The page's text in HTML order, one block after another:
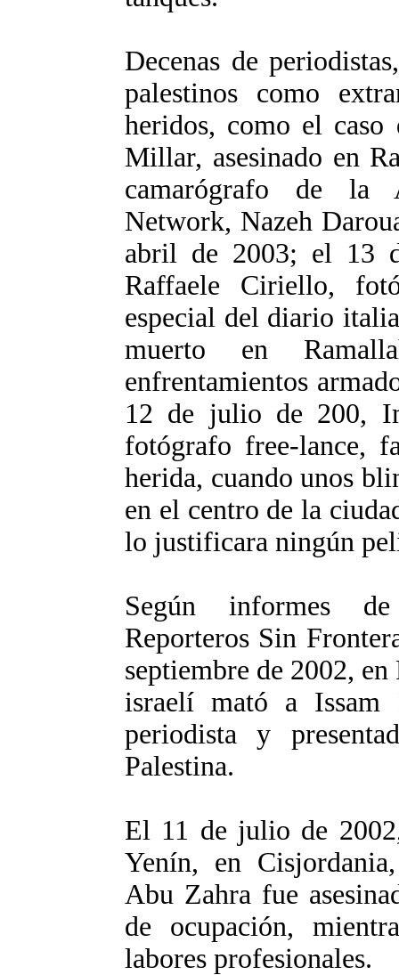
Decenas de
palestinos como
heridos, como el caso
Millar, asesinado en
camarógrafo de la
Network, Nazeh
abril de 2003; el 13
Raffaele Ciriello,
especial del diario
muerto en
enfrentamientos
12 de julio de 200,
fotógrafo free-lance,
herida, cuando unos
en el centro de la
lo justificara ningún
Según informes
Reporteros Sin
septiembre de 2002,
israelí mató a Issam
periodista y
Palestina.
El 11 de julio de
Yenín, en
Abu Zahra fue
de ocupación,
labores profesionales.